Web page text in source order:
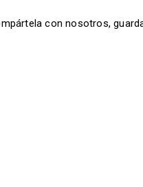
con nosotros,